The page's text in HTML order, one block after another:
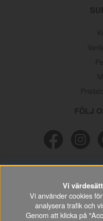
Missa inga erbjudanden,
kring din hobby.
Vi
Vi använder cookies
analysera trafik och
Genom att klicka på